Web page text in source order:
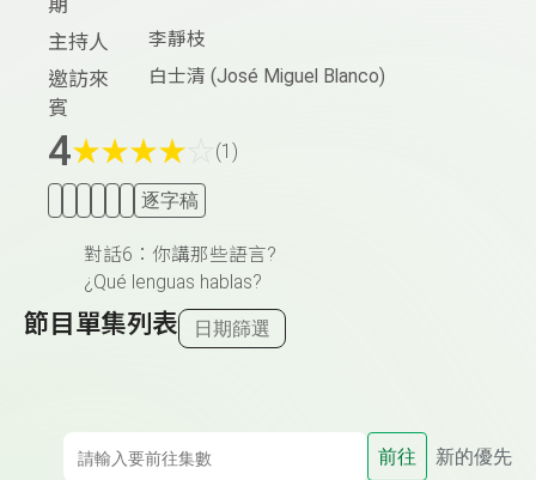
期
主持人 李靜枝
邀訪來
賓
白士清 (José Miguel Blanco)
4★★★★ (1)
逐字稿
對話6：你講那些語言?
¿Qué lenguas hablas?
節目單集列表 日期篩選
前往 新的優先